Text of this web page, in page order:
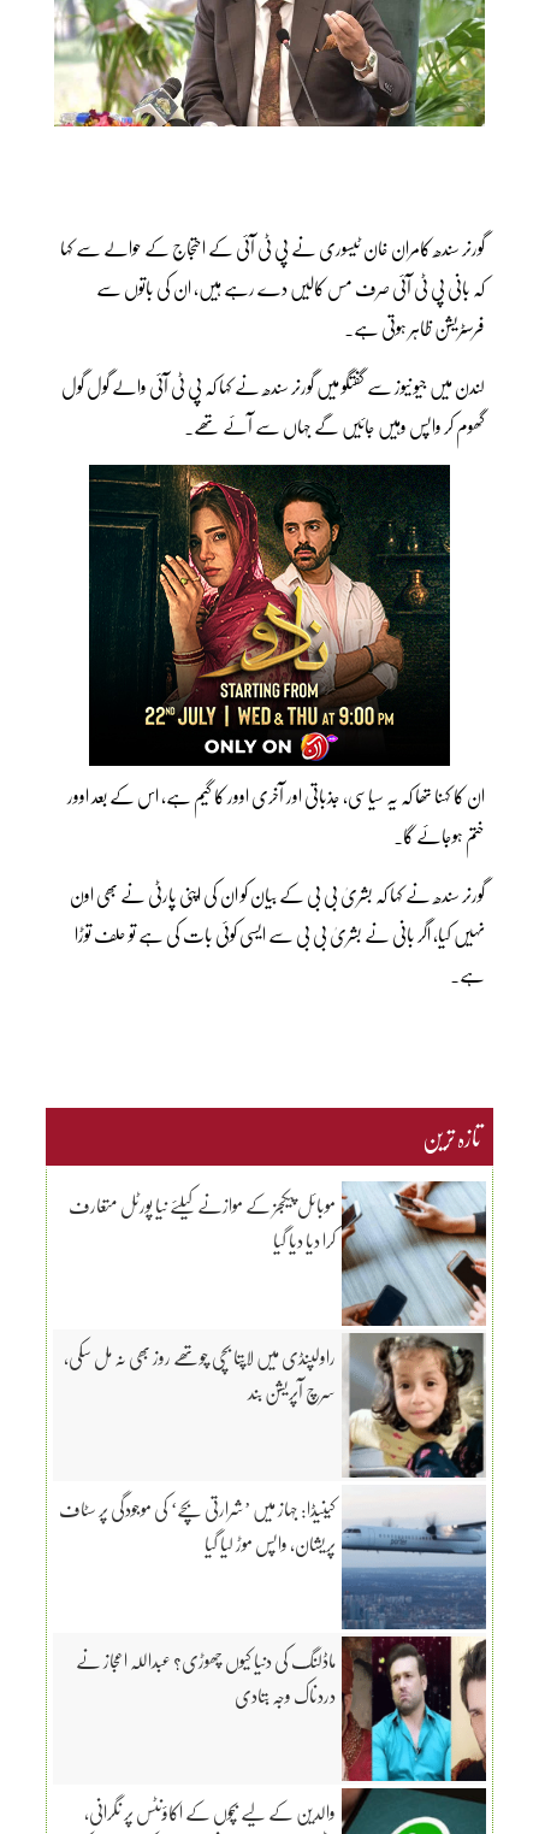
گورنر سندھ کامران خان ٹیسوری نے پی ٹی آئی کے احتجاج کے حوالے سے کہا
کہ بانی پی ٹی آئی صرف مس کالیں دے رہے ہیں، ان کی باتوں سے
فرسٹریشن ظاہر ہوتی ہے۔
لندن میں جیو نیوز سے گفتگو میں گورنر سندھ نے کہا کہ پی ٹی آئی والے گول گول
گھوم کر واپس وہیں جائیں گے جہاں سے آئے تھے۔
ان کا کہنا تھا کہ یہ سیاسی، جذباتی اور آخری اوور کا گیم ہے، اس کے بعد اوور
ختم ہوجائے گا۔
گورنر سندھ نے کہا کہ بشریٰ بی بی کے بیان کو ان کی اپنی پارٹی نے بھی اون
نہیں کیا، اگر بانی نے بشریٰ بی بی سے ایسی کوئی بات کی ہے تو حلف توڑا
ہے۔
تازہ ترین
موبائل پیکجز کے موازنے کیلئے نیا پورٹل متعارف
کرا دیا دیا گیا
راولپنڈی میں لاپتا بچی چوتھے روز بھی نہ مل سکی،
سرچ آپریشن بند
کینیڈا: جہاز میں ’شرارتی بچے‘ کی موجودگی پر سٹاف
پریشان، واپس موڑ لیا گیا
ماڈلنگ کی دنیا کیوں چھوڑی؟ عبداللہ اعجاز نے
دردناک وجہ بتادی
والدین کے لیے بچوں کے اکاؤنٹس پر نگرانی،